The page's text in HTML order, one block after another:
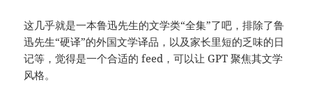
这几乎就是一本鲁迅先生的文学类“全集”了吧，排除了鲁
迅先生“硬译”的外国文学译品，以及家长里短的乏味的日
记等，觉得是一个合适的 feed，可以让 GPT 聚焦其文学
风格。